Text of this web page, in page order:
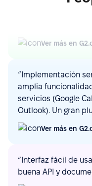
amplia
servicios (Google
Outlook). Un gran
Ver más en
buena API y
Ver más en